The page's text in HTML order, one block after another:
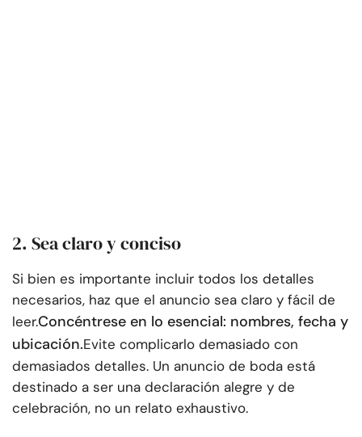
2. Sea claro y conciso
Si bien es importante incluir todos los detalles
necesarios, haz que el anuncio sea claro y fácil de
leer.Concéntrese en lo esencial: nombres, fecha y
ubicación.Evite complicarlo demasiado con
demasiados detalles. Un anuncio de boda está
destinado a ser una declaración alegre y de
celebración, no un relato exhaustivo.